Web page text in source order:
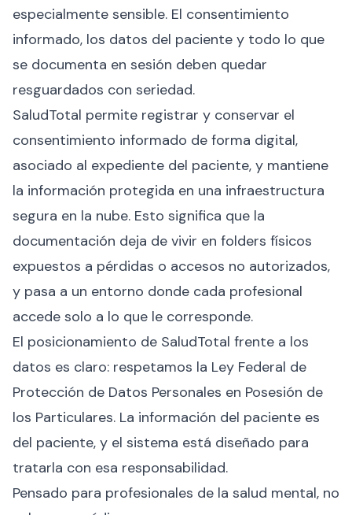
especialmente sensible. El consentimiento
informado, los datos del paciente y todo lo que
se documenta en sesión deben quedar
resguardados con seriedad.
SaludTotal permite registrar y conservar el
consentimiento informado de forma digital,
asociado al expediente del paciente, y mantiene
la información protegida en una infraestructura
segura en la nube. Esto significa que la
documentación deja de vivir en folders físicos
expuestos a pérdidas o accesos no autorizados,
y pasa a un entorno donde cada profesional
accede solo a lo que le corresponde.
El posicionamiento de SaludTotal frente a los
datos es claro: respetamos la Ley Federal de
Protección de Datos Personales en Posesión de
los Particulares. La información del paciente es
del paciente, y el sistema está diseñado para
tratarla con esa responsabilidad.
Pensado para profesionales de la salud mental, no